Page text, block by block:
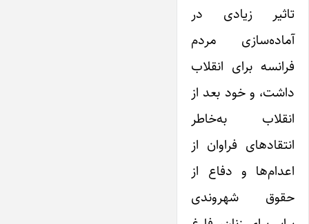
تاثیر زیادی در
آماده‌سازی مردم
فرانسه برای انقلاب
داشت، و خود بعد از
انقلاب به‌خاطر
انتقادهای فراوان از
اعدام‌ها و دفاع از
حقوق شهروندی